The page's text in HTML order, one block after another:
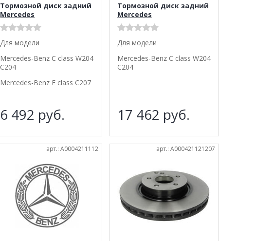
Тормозной диск задний
Mercedes
Для модели
Mercedes-Benz C class W204
C204
Mercedes-Benz E class C207
6 492 руб.
Тормозной диск задний
Mercedes
Для модели
Mercedes-Benz C class W204
C204
17 462 руб.
арт.: A0004211112 арт.: A000421121207